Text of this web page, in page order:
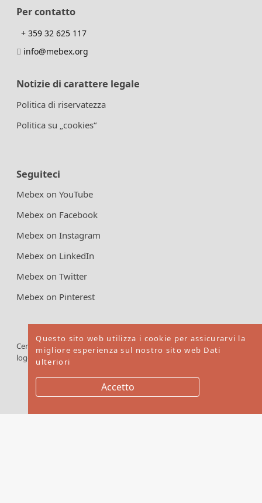
Per contatto
+ 359 32 625 117
info@mebex.org
Notizie di carattere legale
Politica di riservatezza
Politica su „cookies“
Seguiteci
Mebex on YouTube
Mebex on Facebook
Mebex on Instagram
Mebex on LinkedIn
Mebex on Twitter
Mebex on Pinterest
Cercare il
logo FSC
certificati
prodotti
Questo sito web utilizza i cookie per assicurarvi la
migliore esperienza sul nostro sito web Dati
ulteriori
Accetto